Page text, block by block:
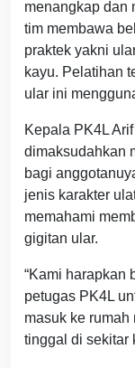
menangkap dan
tim membawa
praktek yakni
kayu. Pelatihan
ular ini
Kepala PK4L
dimaksudahkan
bagi
jenis karakter
memahami
gigitan ular.
“Kami harapkan
petugas PK4L
masuk ke
tinggal di sekitar